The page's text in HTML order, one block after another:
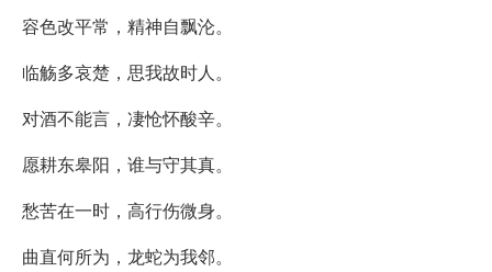
容色改平常，精神自飘沦。
临觞多哀楚，思我故时人。
对酒不能言，凄怆怀酸辛。
愿耕东皋阳，谁与守其真。
愁苦在一时，高行伤微身。
曲直何所为，龙蛇为我邻。